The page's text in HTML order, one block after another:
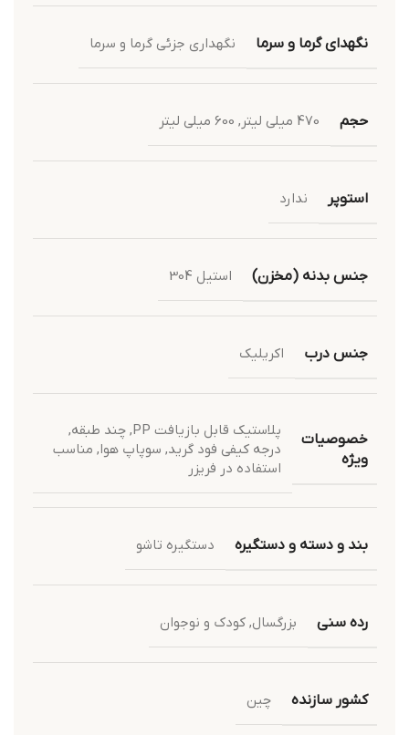
نگهدای گرما و سرما نگهداری جزئی گرما و سرما
حجم 470 میلی لیتر , 600 میلی لیتر
استوپر ندارد
جنس بدنه (مخزن) استیل 304
جنس درب اکریلیک
خصوصیات
ویژه
پلاستیک قابل بازیافت PP ,چند طبقه,
درجه کیفی فود گرید, سوپاپ هوا, مناسب
استفاده در فریزر
بند و دسته و دستگیره دستگیره تاشو
رده سنی بزرگسال,کودک و نوجوان
کشور سازنده چین